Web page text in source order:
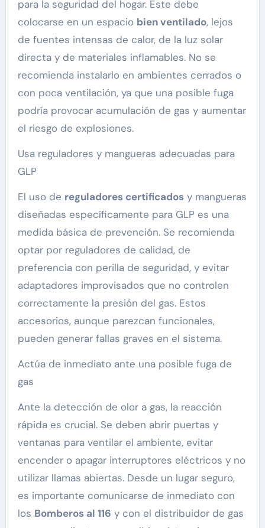
para la seguridad del hogar. Este debe
colocarse en un espacio bien ventilado, lejos
de fuentes intensas de calor, de la luz solar
directa y de materiales inflamables. No se
recomienda instalarlo en ambientes cerrados o
con poca ventilación, ya que una posible fuga
podría provocar acumulación de gas y aumentar
el riesgo de explosiones.
Usa reguladores y mangueras adecuadas para
GLP
El uso de reguladores certificadosy mangueras
diseñadas específicamente para GLP es una
medida básica de prevención. Se recomienda
optar por reguladores de calidad, de
preferencia con perilla de seguridad, y evitar
adaptadores improvisados que no controlen
correctamente la presión del gas. Estos
accesorios, aunque parezcan funcionales,
pueden generar fallas graves en el sistema.
Actúa de inmediato ante una posible fuga de
gas
Ante la detección de olor a gas, la reacción
rápida es crucial. Se deben abrir puertas y
ventanas para ventilar el ambiente, evitar
encender o apagar interruptores eléctricos y no
utilizar llamas abiertas. Desde un lugar seguro,
es importante comunicarse de inmediato con
los Bomberos al 116 y con el distribuidor de gas